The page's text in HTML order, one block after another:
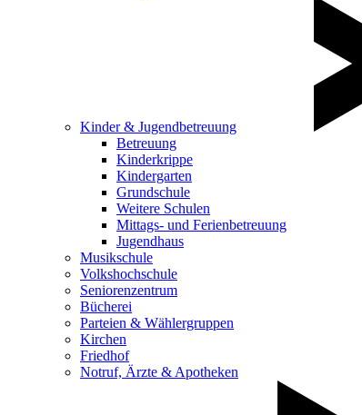
Kinder & Jugendbetreuung
Betreuung
Kinderkrippe
Kindergarten
Grundschule
Weitere Schulen
Mittags- und Ferienbetreuung
Jugendhaus
Musikschule
Volkshochschule
Seniorenzentrum
Bücherei
Parteien & Wählergruppen
Kirchen
Friedhof
Notruf, Ärzte & Apotheken